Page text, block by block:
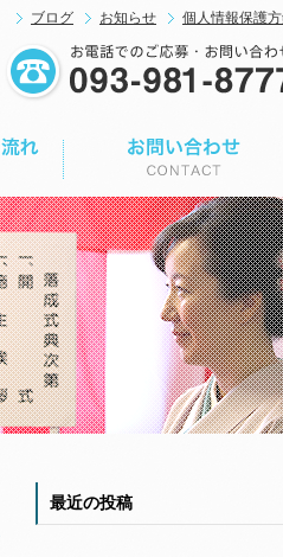
ブログ お知らせ 個人情報保護
最近の投稿